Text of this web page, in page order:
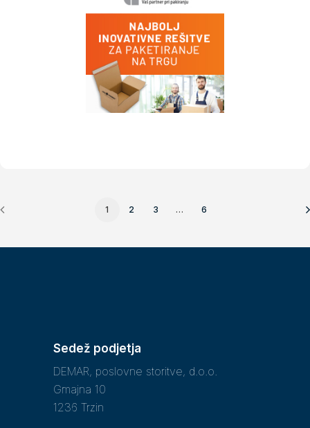
1 2 3 … 6
Sedež podjetja
DEMAR, poslovne storitve, d.o.o.
Gmajna 10
1236 Trzin